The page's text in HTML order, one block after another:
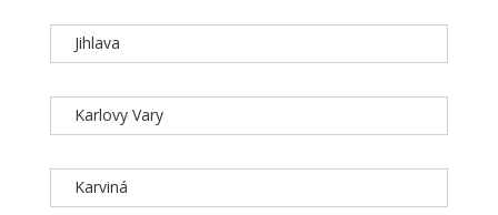
Jihlava
Karlovy Vary
Karviná